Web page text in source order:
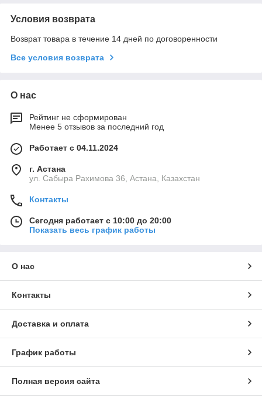
Условия возврата
Возврат товара в течение 14 дней по договоренности
Все условия возврата
О нас
Рейтинг не сформирован
Менее 5 отзывов за последний год
Работает с 04.11.2024
г. Астана
ул. Сабыра Рахимова 36, Астана, Казахстан
Контакты
Сегодня работает с 10:00 до 20:00
Показать весь график работы
О нас
Контакты
Доставка и оплата
График работы
Полная версия сайта